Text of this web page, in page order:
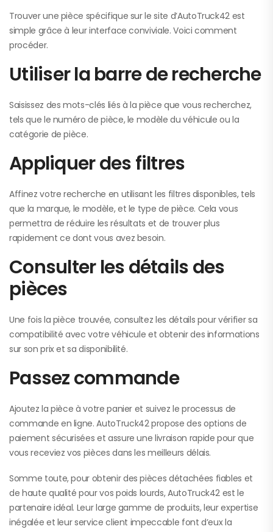
Trouver une pièce spécifique sur le site d’AutoTruck42 est
simple grâce à leur interface conviviale. Voici comment
procéder.
Utiliser la barre de recherche
Saisissez des mots-clés liés à la pièce que vous recherchez,
tels que le numéro de pièce, le modèle du véhicule ou la
catégorie de pièce.
Appliquer des filtres
Affinez votre recherche en utilisant les filtres disponibles, tels
que la marque, le modèle, et le type de pièce. Cela vous
permettra de réduire les résultats et de trouver plus
rapidement ce dont vous avez besoin.
Consulter les détails des
pièces
Une fois la pièce trouvée, consultez les détails pour vérifier sa
compatibilité avec votre véhicule et obtenir des informations
sur son prix et sa disponibilité.
Passez commande
Ajoutez la pièce à votre panier et suivez le processus de
commande en ligne. AutoTruck42 propose des options de
paiement sécurisées et assure une livraison rapide pour que
vous receviez vos pièces dans les meilleurs délais.
Somme toute, pour obtenir des pièces détachées fiables et
de haute qualité pour vos poids lourds, AutoTruck42 est le
partenaire idéal. Leur large gamme de produits, leur expertise
inégalée et leur service client impeccable font d’eux la